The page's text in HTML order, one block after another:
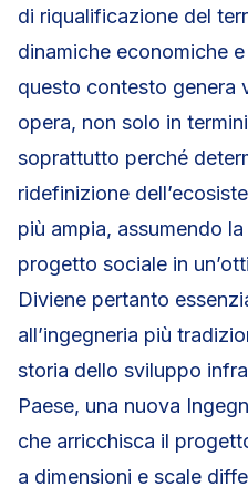
di riqualificazione del
dinamiche economiche
questo contesto genera
opera, non solo in
soprattutto perché
ridefinizione
più ampia, assumendo
progetto sociale in
Diviene pertanto
all’ingegneria più
storia dello sviluppo
Paese, una nuova
che arricchisca il
a dimensioni e scale